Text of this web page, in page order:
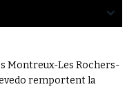
Montreux-Les Rochers-
remportent la